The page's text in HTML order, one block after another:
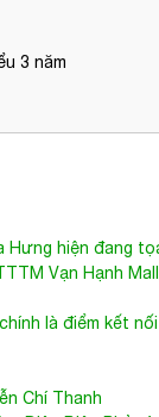
3 năm
Hưng hiện đang
Vạn Hạnh
là điểm kết